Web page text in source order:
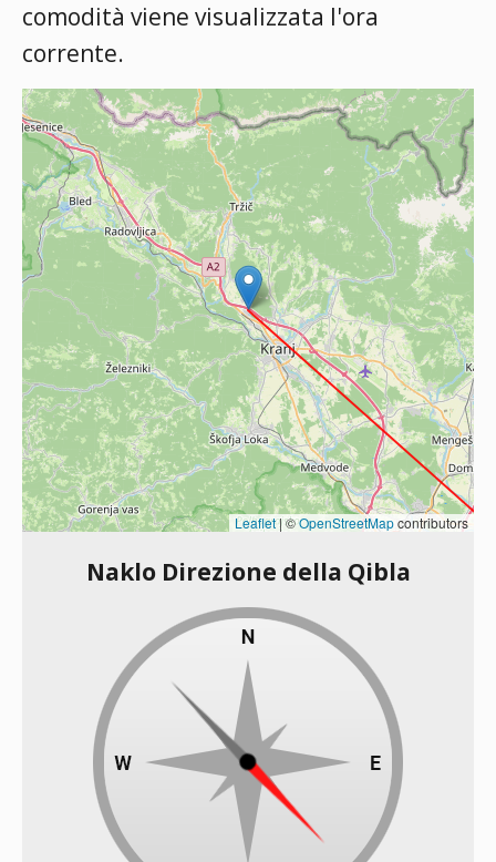
comodità viene visualizzata l'ora
corrente.
Leaflet|©OpenStreetMapcontributors
Naklo Direzione della Qibla